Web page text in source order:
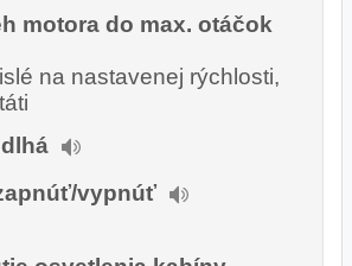
motora do max. otáčok
na nastavenej rýchlosti,
vypnúť